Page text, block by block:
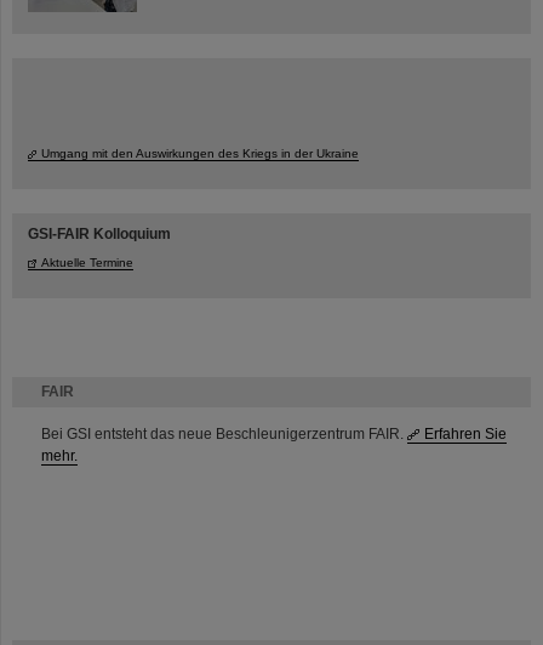
FAIR
Bei GSI entsteht das neue Beschleunigerzentrum FAIR.
Erfahren Sie
mehr.
Umgang mit den Auswirkungen des Kriegs in der Ukraine
GSI-FAIR Kolloquium
Aktuelle Termine